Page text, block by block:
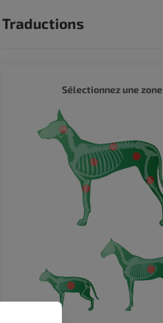
Traductions
Sélectionnez une zone